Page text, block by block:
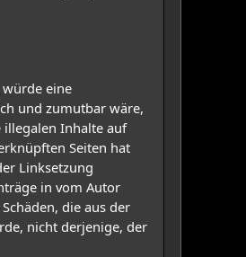
eine
und zumutbar wäre,
Inhalte auf
Seiten hat
Linksetzung
in vom Autor
die aus der
nicht derjenige, der